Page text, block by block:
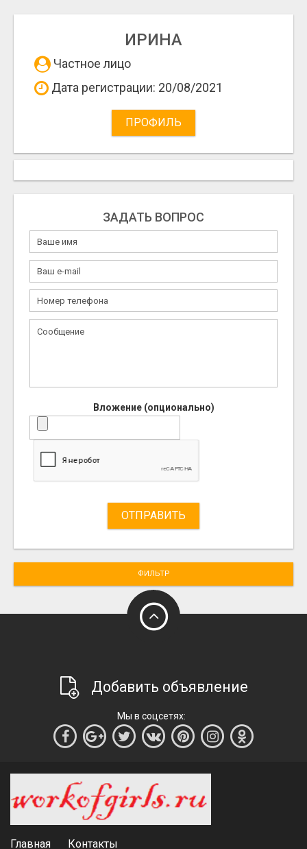
ИРИНА
Частное лицо
Дата регистрации: 20/08/2021
ПРОФИЛЬ
ЗАДАТЬ ВОПРОС
Вложение (опционально)
ОТПРАВИТЬ
ФИЛЬТР
Добавить объявление
Мы в соцсетях:
Главная Контакты